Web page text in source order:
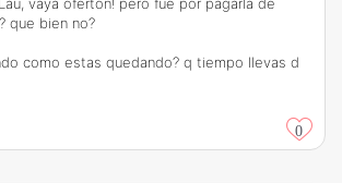
que bien no?
como estas quedando? q tiempo llevas d
0